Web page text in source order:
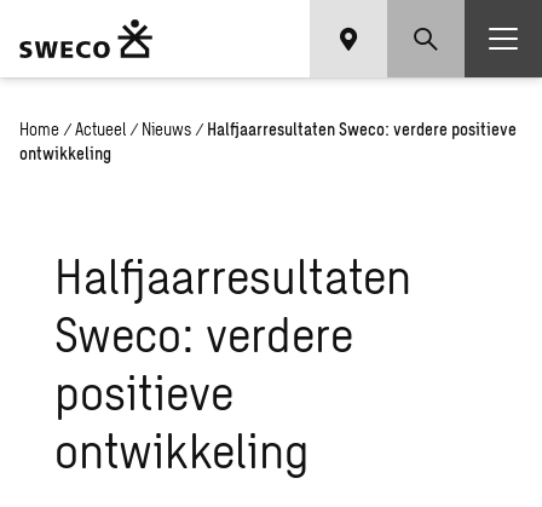
Home / Actueel / Nieuws / Halfjaarresultaten Sweco: verdere positieve
ontwikkeling
Halfjaarresultaten
Sweco: verdere
positieve
ontwikkeling